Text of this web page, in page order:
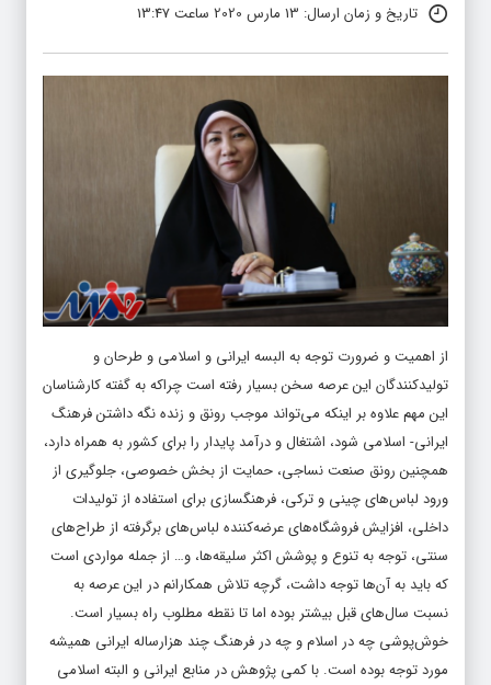
تاریخ و زمان ارسال: 13 مارس 2020 ساعت 13:47
از اهمیت و ضرورت توجه به البسه ایرانی و اسلامی و طرحان و
تولیدکنندگان این عرصه سخن بسیار رفته است چراکه به گفته کارشناسان
این مهم علاوه بر اینکه می‌تواند موجب رونق و زنده نگه داشتن فرهنگ
ایرانی- اسلامی شود، اشتغال و درآمد پایدار را برای کشور به همراه دارد،
همچنین رونق صنعت نساجی، حمایت از بخش خصوصی، جلوگیری از
ورود لباس‌های چینی و ترکی، فرهنگسازی برای استفاده از تولیدات
داخلی، افزایش فروشگاه‌های عرضه‌کننده لباس‌های برگرفته از طراح‌های
سنتی، توجه به تنوع و پوشش اکثر سلیقه‌ها، و… از جمله مواردی است
که باید به آن‌ها توجه داشت، گرچه تلاش همکارانم در این عرصه به
نسبت سال‌های قبل بیشتر بوده اما تا نقطه مطلوب راه بسیار است.
خوش‌پوشی چه در اسلام و چه در فرهنگ چند هزارساله ایرانی همیشه
مورد توجه بوده است. با کمی پژوهش در منابع ایرانی و البته اسلامی